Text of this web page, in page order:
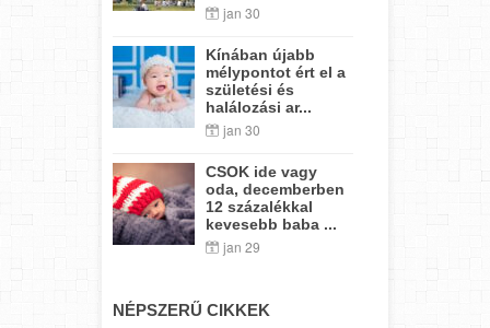
jan 30
Kínában újabb
mélypontot ért el a
születési és
halálozási ar...
jan 30
CSOK ide vagy
oda, decemberben
12 százalékkal
kevesebb baba ...
jan 29
NÉPSZERŰ CIKKEK